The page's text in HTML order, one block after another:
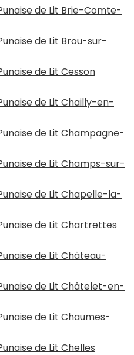
de Lit Brie-Comte-
de Lit Brou-sur-
de Lit Cesson
de Lit Chailly-en-
de Lit Champagne-
de Lit Champs-sur-
de Lit Chapelle-la-
de Lit Chartrettes
de Lit Château-
de Lit Châtelet-en-
de Lit Chaumes-
de Lit Chelles